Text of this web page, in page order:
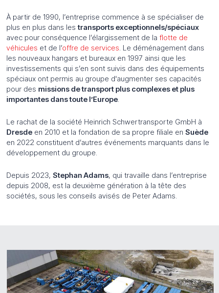
À partir de 1990, l’entreprise commence à se spécialiser de
plus en plus dans lestransports exceptionnels/spéciaux
avec pour conséquence l’élargissement de la flotte de
véhicules et de l’offre de services. Le déménagement dans
les nouveaux hangars et bureaux en 1997 ainsi que les
investissements qui s’en sont suivis dans des équipements
spéciaux ont permis au groupe d'augmenter ses capacités
pour des missions de transport plus complexes et plus
importantes dans toute l’Europe.
Le rachat de la société Heinrich Schwertransporte GmbH à
Dresdeen 2010 et la fondation de sa propre filiale en Suède
en 2022 constituent d’autres événements marquants dans le
développement du groupe.
Depuis 2023, Stephan Adams, qui travaille dans l’entreprise
depuis 2008, est la deuxième génération à la tête des
sociétés, sous les conseils avisés de Peter Adams.